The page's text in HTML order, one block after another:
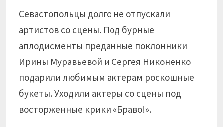
Севастопольцы долго не отпускали
артистов со сцены. Под бурные
аплодисменты преданные поклонники
Ирины Муравьевой и Сергея Никоненко
подарили любимым актерам роскошные
букеты. Уходили актеры со сцены под
восторженные крики «Браво!».